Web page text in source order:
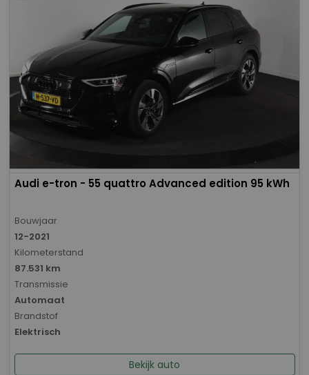
Audi e-tron - 55 quattro Advanced edition 95 kWh
Bouwjaar
12-2021
Kilometerstand
87.531 km
Transmissie
Automaat
Brandstof
Elektrisch
Bekijk auto